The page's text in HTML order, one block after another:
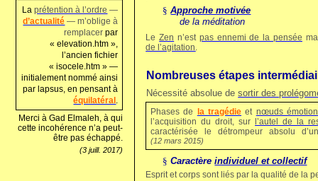
Laprétention à l’ordre —
d’actualité — m’oblige à
remplacerpar
« elevation.htm »,
l’ancien fichier
« isocele.htm » —
initialement nommé ainsi
par lapsus, en pensant à
équilatéral
Merci à Gad Elmaleh, à qui
cette incohérence n’a peut-
être pas échappé.
(3 juill. 2017)
§ Approche motivée
de la méditation
LeZen n’est pas ennemi de la pensée
de l’agitation.
Nombreuses étapes
Nécessité absolue desortir des
Phases de la tragédie et nœuds
l’acquisition du droit, sur
l’autel de la
caractérisée le détrompeur absolu
(12 mars 2015)
§ Caractèreindividuel et collectif
Esprit et corps sont liés par la qualité de la